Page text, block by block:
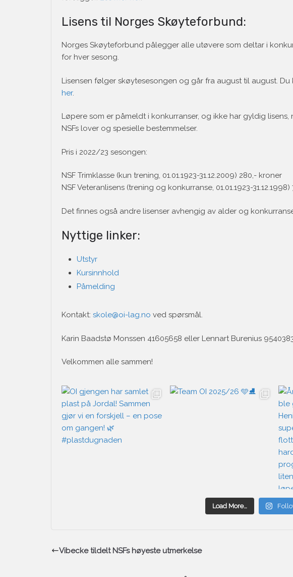
Lisens til Norges Skøyteforbund:
Norges Skøyteforbund pålegger alle utøvere som deltar i
for hver sesong.
Lisensen følger skøytesesongen og går fra august til august. Du
her.
Løpere som er påmeldt i konkurranser, og ikke har gyldig
NSFs lover og spesielle bestemmelser.
Pris i 2022/23 sesongen:
NSF Trimklasse (kun trening, 01.01.1923-31.12.2009) 280,- kroner
NSF Veteranlisens (trening og konkurranse, 01.01.1923-
Det finnes også andre lisenser avhengig av alder og
Nyttige linker:
Utstyr
Kursinnhold
Påmelding
Kontakt: skole@oi-lag.no ved spørsmål.
Karin Baadstø Monssen 41605658 eller Lennart Burenius
Velkommen alle sammen!
Load More…
Vibecke tildelt NSFs høyeste utmerkelse